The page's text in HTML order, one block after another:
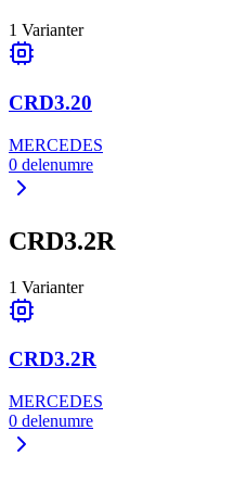
1 Varianter
CRD3.20
MERCEDES
0 delenumre
CRD3.2R
1 Varianter
CRD3.2R
MERCEDES
0 delenumre